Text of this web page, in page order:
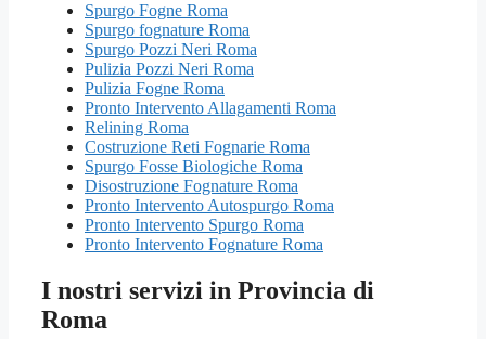
Spurgo Fogne Roma
Spurgo fognature Roma
Spurgo Pozzi Neri Roma
Pulizia Pozzi Neri Roma
Pulizia Fogne Roma
Pronto Intervento Allagamenti Roma
Relining Roma
Costruzione Reti Fognarie Roma
Spurgo Fosse Biologiche Roma
Disostruzione Fognature Roma
Pronto Intervento Autospurgo Roma
Pronto Intervento Spurgo Roma
Pronto Intervento Fognature Roma
I nostri servizi in Provincia di
Roma